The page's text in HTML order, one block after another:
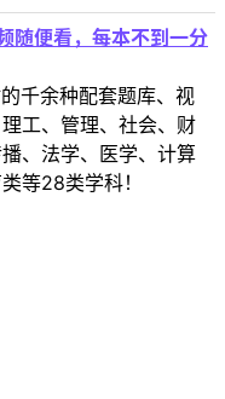
随便看，每本不到一分
千余种配套题库、视
工、管理、社会、财
、法学、医学、计算
等28类学科！